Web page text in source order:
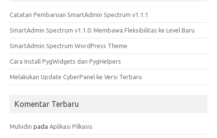
Catatan Pembaruan SmartAdmin Spectrum v1.1.1
SmartAdmin Spectrum v1.1.0: Membawa Fleksibilitas ke Level Baru
SmartAdmin Spectrum WordPress Theme
Cara Install PygWidgets dan PygHelpers
Melakukan Update CyberPanel ke Versi Terbaru
Komentar Terbaru
Muhidin pada Aplikasi Pilkasis